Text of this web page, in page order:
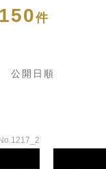
件
公開日順
No.1217_2